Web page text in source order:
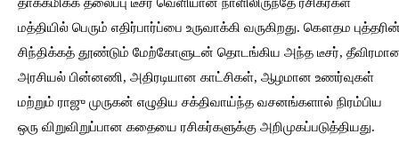
மத்தியில் பெரும் எதிர்பார்ப்பை உருவாக்கி வருகிறது. கௌதம
சிந்திக்கத் தூண்டும் மேற்கோளுடன் தொடங்கிய அந்த டீசர்,
அரசியல் பின்னணி, அதிரடியான காட்சிகள், ஆழமான உணர்வுகள்
மற்றும் ராஜு முருகன் எழுதிய சக்திவாய்ந்த வசனங்களால் நிரம்பிய
ஒரு விறுவிறுப்பான கதையை ரசிகர்களுக்கு அறிமுகப்படுத்தியது.